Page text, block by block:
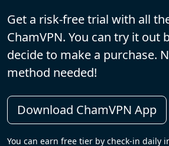
Get a risk-free trial with all
ChamVPN. You can try it out
decide to make a purchase.
method needed!
Download ChamVPN App
You can earn free tier by check-in daily